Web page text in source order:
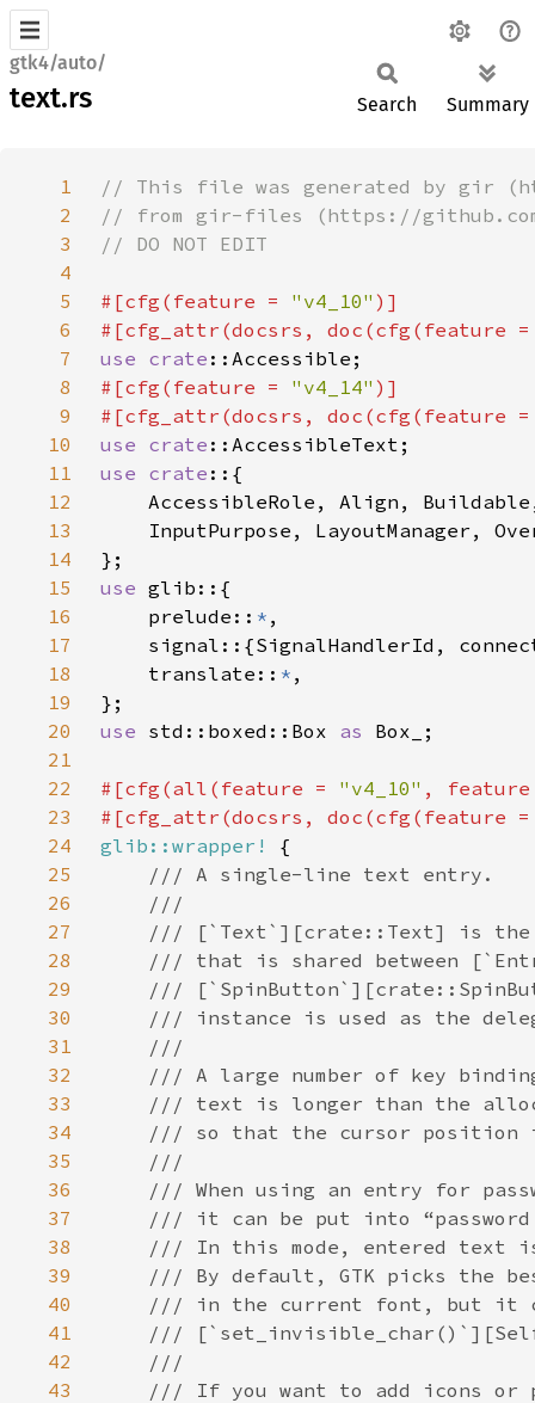
gtk4/auto/
text.rs Search Summary
1
2
3
4
5
#[cfg(feature = "v4_10"
6
#[cfg_attr(docsrs, doc(cfg(feature
7
use crate
8
#[cfg(feature = "v4_14"
9
#[cfg_attr(docsrs, doc(cfg(feature
10
use crate
11
use crate
12
13
14
15
use
16
    prelude::
*
17
18
    translate::
*
19
20
use std::boxed::Box as
21
22
#[cfg(all(feature = "v4_10" ,
23
#[cfg_attr(docsrs, doc(cfg(feature
24
glib::wrapper!
25
26
27
28
29
30
31
32
33
34
35
36
37
38
39
40
41
42
43